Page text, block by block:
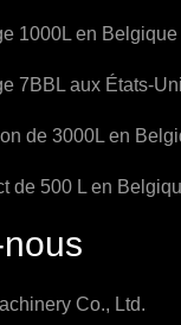
1000L en Belgique
7BBL aux États-
de 3000L en
de 500 L en
Co., Ltd.